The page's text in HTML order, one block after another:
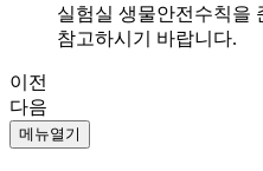
실험실 생물안전수칙을
참고하시기 바랍니다.
이전
다음
메뉴열기